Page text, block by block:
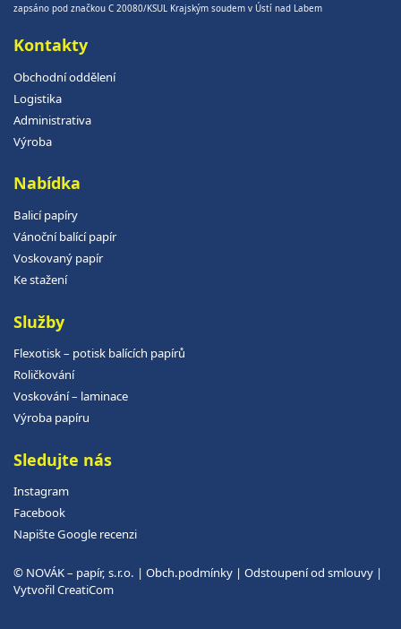
zapsáno pod značkou C 20080/KSUL Krajským soudem v Ústí nad Labem
Kontakty
Obchodní oddělení
Logistika
Administrativa
Výroba
Nabídka
Balicí papíry
Vánoční balící papír
Voskovaný papír
Ke stažení
Služby
Flexotisk – potisk balících papírů
Roličkování
Voskování – laminace
Výroba papíru
Sledujte nás
Instagram
Facebook
Napište Google recenzi
© NOVÁK – papír, s.r.o. | Obch.podmínky | Odstoupení od smlouvy |
VytvořilCreatiCom